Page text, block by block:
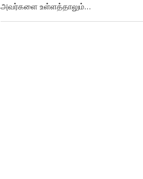
அவர்களை உள்ளத்தாலும்…